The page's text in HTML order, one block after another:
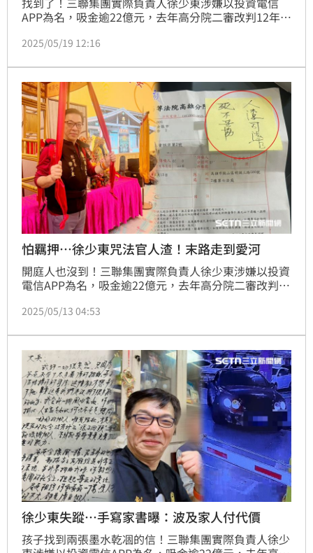
APP為名，吸金逾22億元，去年高分院二審改判12年，
中，法院訂於13日下午14時50分開庭，豈料，警方11
了愛河，爾後逃亡傳言四起。如今警方證實，徐少東主
動聯繫兒子表明自己人在日本，要求撤銷緊急協尋。
2025/05/19 12:16
怕羈押…徐少東咒法官人渣！末路走到愛河
開庭人也沒到！三聯集團實際負責人徐少東涉嫌以投資
電信APP為名，吸金逾22億元，去年高分院二審改判12
審理中，法院訂於今（13）日下午14時50分開庭，豈
後身影走向了愛河。徐少東委任律師何星磊表示，7日
無預警收到法院開庭通知，太過突然可能讓徐少東不
安，以為會被羈押。
2025/05/13 04:53
徐少東失蹤…手寫家書曝：波及家人付代價
孩子找到兩張墨水乾凅的信！三聯集團實際負責人徐少